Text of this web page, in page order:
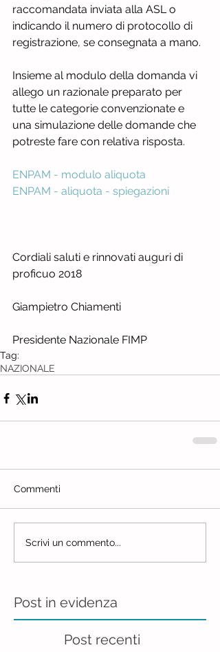
raccomandata inviata alla ASL o
indicando il numero di protocollo di
registrazione, se consegnata a mano.
Insieme al modulo della domanda vi
allego un razionale preparato per
tutte le categorie convenzionate e
una simulazione delle domande che
potreste fare con relativa risposta.
ENPAM - modulo aliquota
ENPAM - aliquota - spiegazioni
Cordiali saluti e rinnovati auguri di
proficuo 2018
Giampietro Chiamenti
Presidente Nazionale FIMP
Tag:
NAZIONALE
Commenti
Scrivi un commento...
Post in evidenza
Post recenti